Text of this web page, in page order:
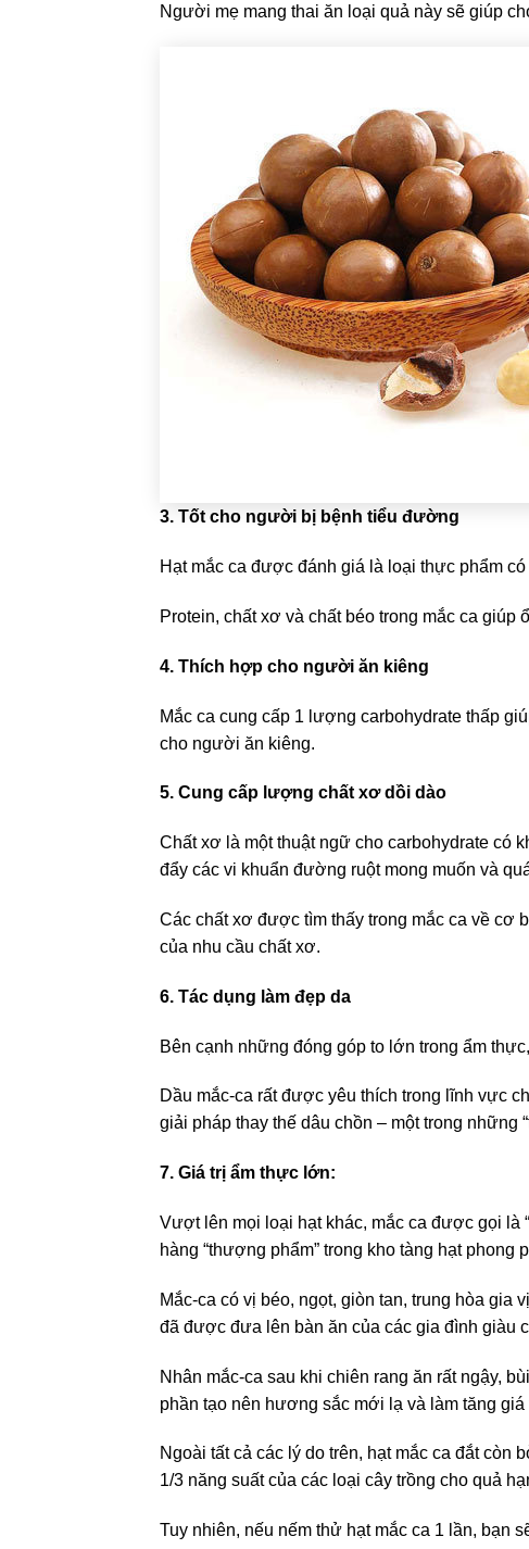
Người mẹ mang thai ăn loại quả này sẽ giúp
3. Tốt cho người bị bệnh tiểu đường
Hạt mắc ca được đánh giá là loại thực phẩm
Protein, chất xơ và chất béo trong mắc ca
4. Thích hợp cho người ăn kiêng
Mắc ca cung cấp 1 lượng carbohydrate thấp
cho người ăn kiêng.
5. Cung cấp lượng chất xơ dồi dào
Chất xơ là một thuật ngữ cho carbohydrate có
đẩy các vi khuẩn đường ruột mong muốn và
Các chất xơ được tìm thấy trong mắc ca về cơ
của nhu cầu chất xơ.
6. Tác dụng làm đẹp da
Bên cạnh những đóng góp to lớn trong ẩm
Dầu mắc-ca rất được yêu thích trong lĩnh vực
giải pháp thay thế dâu chồn – một trong những
7. Giá trị ẩm thực lớn:
Vượt lên mọi loại hạt khác, mắc ca được gọi là
hàng “thượng phẩm” trong kho tàng hạt
Mắc-ca có vị béo, ngọt, giòn tan, trung hòa
đã được đưa lên bàn ăn của các gia đình giàu
Nhân mắc-ca sau khi chiên rang ăn rất ngậy,
phần tạo nên hương sắc mới lạ và làm tăng giá
Ngoài tất cả các lý do trên, hạt mắc ca đắt
1/3 năng suất của các loại cây trồng cho quả
Tuy nhiên, nếu nếm thử hạt mắc ca 1 lần, bạn